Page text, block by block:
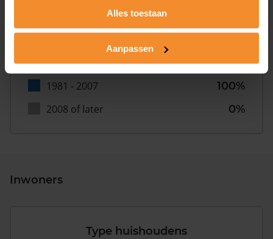
Alles toestaan
Aanpassen
1946 - 1980
0%
1981 - 2007
100%
2008 of later
0%
Inwoners
Type huishoudens